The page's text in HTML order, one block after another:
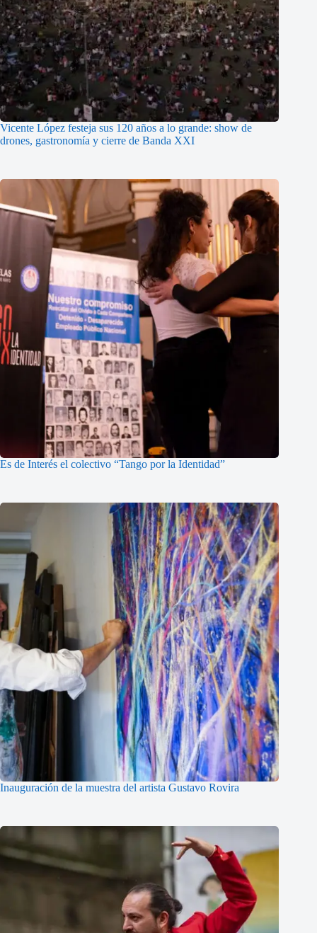
Vicente López festeja sus 120 años a lo grande: show de
drones, gastronomía y cierre de Banda XXI
Es de Interés el colectivo “Tango por la Identidad”
Inauguración de la muestra del artista Gustavo Rovira